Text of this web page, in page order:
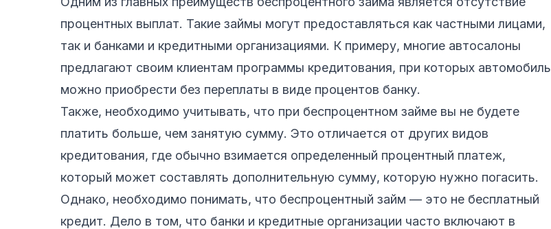
процентных выплат. Такие займы могут предоставляться как частными лицами,
так и банками и кредитными организациями. К примеру, многие автосалоны
предлагают своим клиентам программы кредитования, при которых автомобиль
можно приобрести без переплаты в виде процентов банку.
Также, необходимо учитывать, что при беспроцентном займе вы не будете
платить больше, чем занятую сумму. Это отличается от других видов
кредитования, где обычно взимается определенный процентный платеж,
который может составлять дополнительную сумму, которую нужно погасить.
Однако, необходимо понимать, что беспроцентный займ — это не бесплатный
кредит. Дело в том, что банки и кредитные организации часто включают в